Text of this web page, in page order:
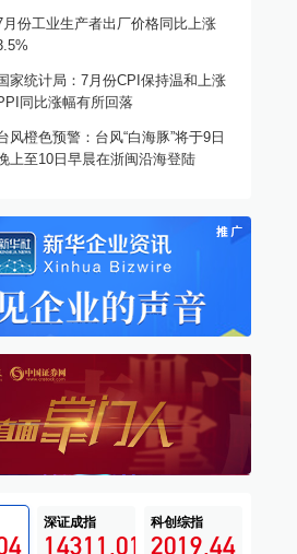
月份工业生产者出厂价格同比上涨
家统计局：7月份CPI保持温和上涨
同比涨幅有所回落
风橙色预警：台风“白海豚”将于9日
上至10日早晨在浙闽沿海登陆
深证成指
14311.01
科创综指
2019.44